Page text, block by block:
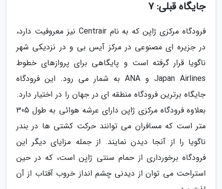
جایگاه قبلی: 7
فرودگاه مرکزی ژاپن که به نام Centrair نیز معروفیت دارد،
در جزیره ای مصنوعی در مرکز آیس بی و در نزدیکی شهر
ناگویا قرار گرفته است و پایگاهی برای پروازهای خطوط
Japan Airlines و ANA به شمار می رود. این فرودگاه
جایگاه برترین فرودگاه منطقه ای در جهان را در اختیار دارد.
بعلاوه فرودگاه مرکزی ژاپن دارای عرشه هوائی به طول 305
متر است که مسافران می توانند حرکت کشتی ها در بندر
ناگویا را از آنجا دیدن نمایند. از جمله مزایای دیگر این
فرودگاه برخورداری از حمام سنتی ژاپن است، که در حین
استراحت می توان از دیدنی چشم انداز خروب آفتاب از آن